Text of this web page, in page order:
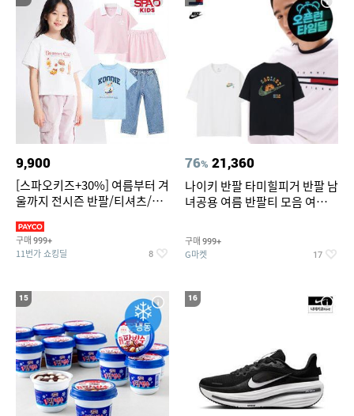
9,900
[스파오키즈+30%] 여름부터 겨
울까지 전시즌 반팔/티셔츠/셋
구매 999+
11번가 쇼킹딜 8
76% 21,360
나이키 반팔 타미힐피거 반팔 남
녀공용 여름 반팔티 모음 여름
구매 999+
G마켓 17
15 16